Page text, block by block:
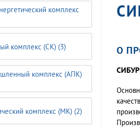
комплекс
комплекс (CK) (3)
комплекс (АПК)
комплекс (МК) (2)
О